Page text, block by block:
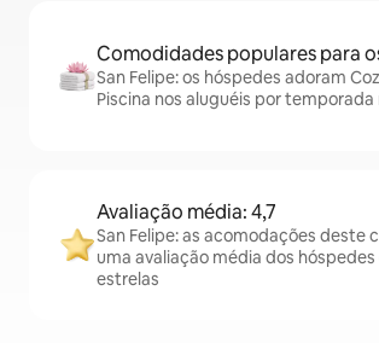
Comodidades populares para
San Felipe: os hóspedes adoram
Piscina nos aluguéis por
Avaliação média: 4,7
San Felipe: as acomodações deste
uma avaliação média dos hóspedes
estrelas